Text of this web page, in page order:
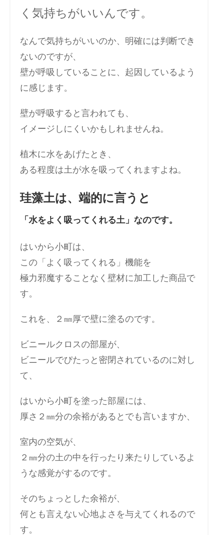
く気持ちがいいんです。
なんで気持ちがいいのか、明確には判断でき
ないのですが、
壁が呼吸していることに、起因しているよう
に感じます。
壁が呼吸すると言われても、
イメージしにくいかもしれませんね。
植木に水をあげたとき、
ある程度は土が水を吸ってくれますよね。
珪藻土は、端的に言うと
「水をよく吸ってくれる土」なのです。
はいから小町は、
この「よく吸ってくれる」機能を
極力邪魔することなく壁材に加工した商品で
す。
これを、２㎜厚で壁に塗るのです。
ビニールクロスの部屋が、
ビニールでぴたっと密閉されているのに対し
て、
はいから小町を塗った部屋には、
厚さ２㎜分の余裕があるとでも言いますか、
室内の空気が、
２㎜分の土の中を行ったり来たりしているよ
うな感覚がするのです。
そのちょっとした余裕が、
何とも言えない心地よさを与えてくれるので
す。